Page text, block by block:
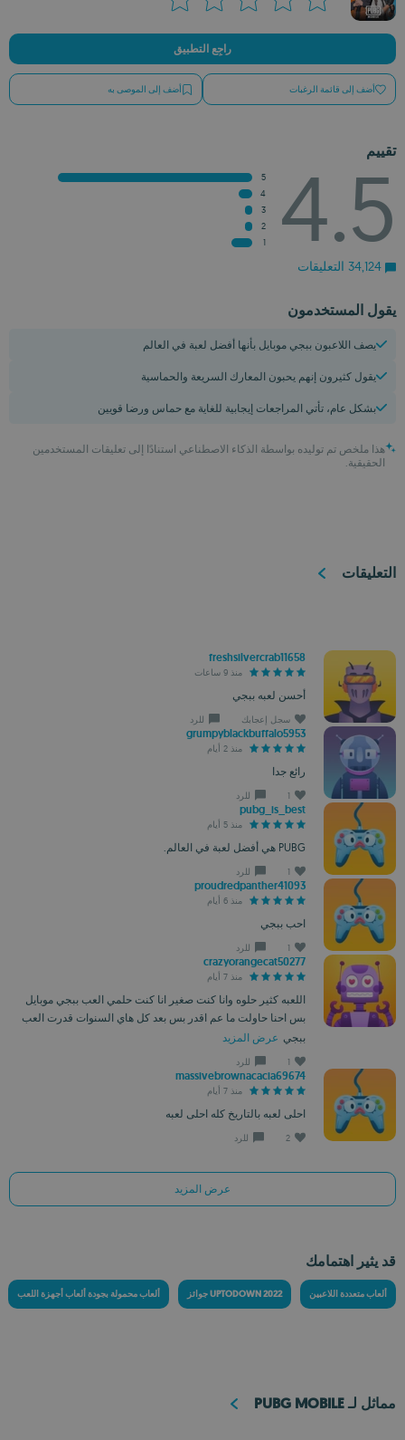
راجِع التطبيق
أضف إلى قائمة الرغبات أضف إلى الموصى به
تقييم
4.5
5
4
3
2
1
يقول المستخدمون
يصف اللاعبون ببجي موبايل بأنها أفضل لعبة في العالم
يقول كثيرون إنهم يحبون المعارك السريعة والحماسية
بشكل عام، تأتي المراجعات إيجابية للغاية مع حماس ورضا قويين
هذا ملخص تم توليده بواسطة الذكاء الاصطناعي استنادًا إلى تعليقات المستخدمين
الحقيقية.
التعليقات
freshsilvercrab11658
منذ 9 ساعات
أحسن لعبه ببجي
سجل إعجابك للرد
grumpyblackbuffalo5953
منذ 2 أيام
رائع جدا
1 للرد
pubg_is_best
منذ 5 أيام
PUBG هي أفضل لعبة في العالم.
1 للرد
proudredpanther41093
منذ 6 أيام
احب ببجي
1 للرد
crazyorangecat50277
منذ 7 أيام
اللعبه كثير حلوه وانا كنت صغير انا كنت حلمي العب ببجي موبايل
بس احنا حاولت ما عم اقدر بس بعد كل هاي السنوات قدرت العب
ببجي عرض المزيد
1 للرد
massivebrownacacia69674
منذ 7 أيام
احلى لعبه بالتاريخ كله احلى لعبه
2 للرد
عرض المزيد
قد يثير اهتمامك
ألعاب متعددة اللاعبين جوائز UPTODOWN 2022 ألعاب محمولة بجودة ألعاب أجهزة اللعب
مماثل لـ PUBG MOBILE